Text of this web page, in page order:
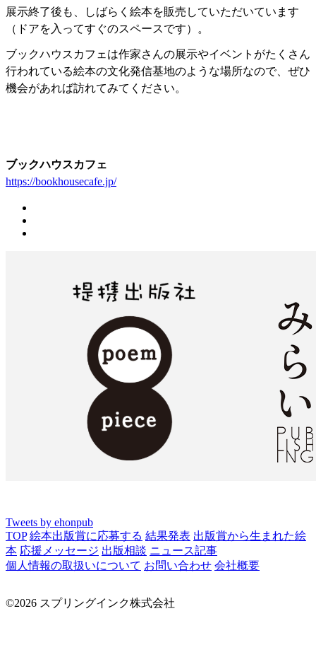
展示終了後も、しばらく絵本を販売していただいています
（ドアを入ってすぐのスペースです）。
ブックハウスカフェは作家さんの展示やイベントがたくさん
行われている絵本の文化発信基地のような場所なので、ぜひ
機会があれば訪れてみてください。
ブックハウスカフェ
https://bookhousecafe.jp/
Tweets by ehonpub
TOP 絵本出版賞に応募する 結果発表 出版賞から生まれた絵
本 応援メッセージ 出版相談 ニュース記事
個人情報の取扱いについて お問い合わせ 会社概要
©2026 スプリングインク株式会社